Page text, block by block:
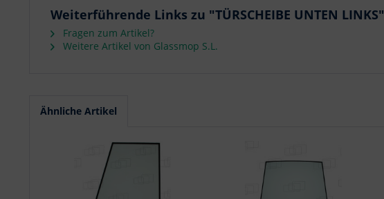
Weiterführende Links zu "TÜRSCHEIBE UNTEN LINKS"
Fragen zum Artikel?
Weitere Artikel von Glassmop S.L.
Ähnliche Artikel